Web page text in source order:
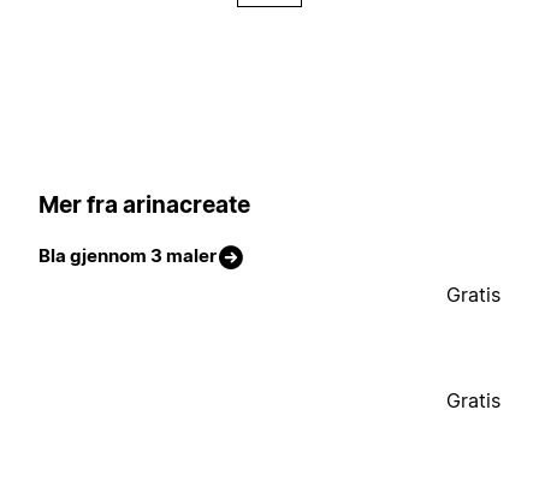
Mer fra arinacreate
Bla gjennom 3 maler
Gratis
Gratis